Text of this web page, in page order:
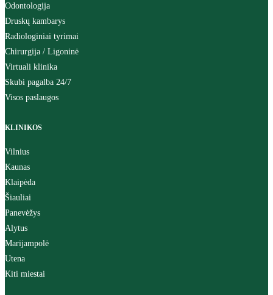
Odontologija
Druskų kambarys
Radiologiniai tyrimai
Chirurgija / Ligoninė
Virtuali klinika
Skubi pagalba 24/7
Visos paslaugos
KLINIKOS
Vilnius
Kaunas
Klaipėda
Šiauliai
Panevėžys
Alytus
Marijampolė
Utena
Kiti miestai